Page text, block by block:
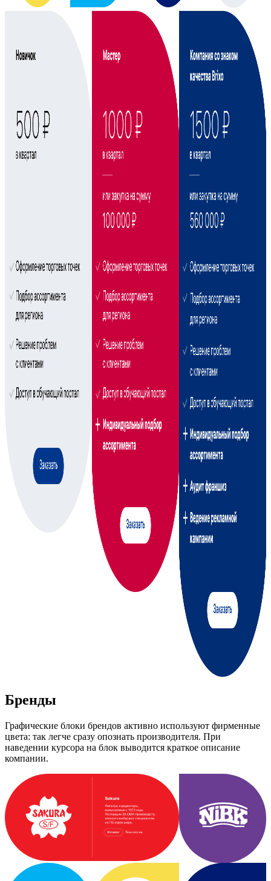
Бренды
Графические блоки брендов активно используют фирменные
цвета: так легче сразу опознать производителя. При
наведении курсора на блок выводится краткое описание
компании.